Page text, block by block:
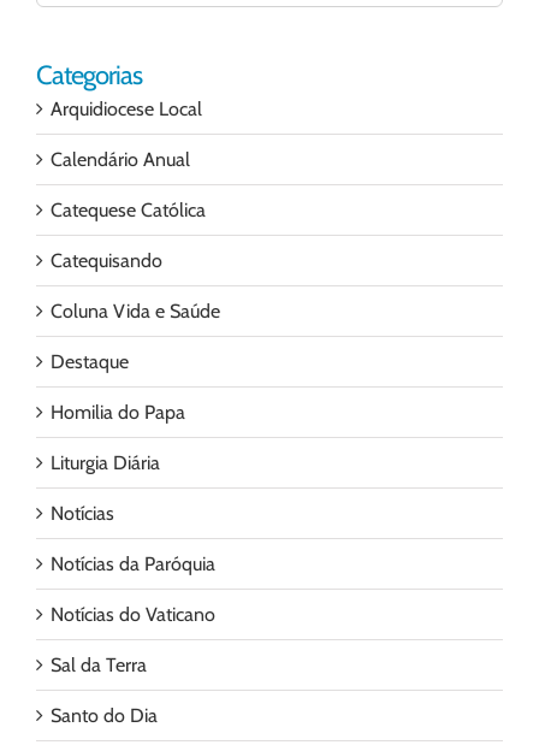
para:
Categorias
Arquidiocese Local
Calendário Anual
Catequese Católica
Catequisando
Coluna Vida e Saúde
Destaque
Homilia do Papa
Liturgia Diária
Notícias
Notícias da Paróquia
Notícias do Vaticano
Sal da Terra
Santo do Dia